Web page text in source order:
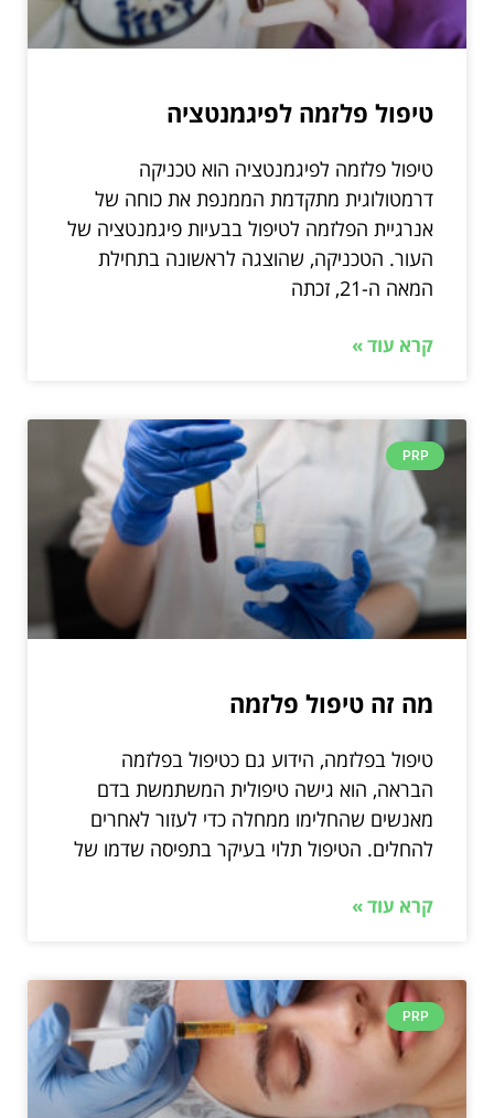
טיפול פלזמה לפיגמנטציה
טיפול פלזמה לפיגמנטציה הוא טכניקה
דרמטולוגית מתקדמת הממנפת את כוחה של
אנרגיית הפלזמה לטיפול בבעיות פיגמנטציה של
העור. הטכניקה, שהוצגה לראשונה בתחילת
המאה ה-21, זכתה
קרא עוד »
PRP
מה זה טיפול פלזמה
טיפול בפלזמה, הידוע גם כטיפול בפלזמה
הבראה, הוא גישה טיפולית המשתמשת בדם
מאנשים שהחלימו ממחלה כדי לעזור לאחרים
להחלים. הטיפול תלוי בעיקר בתפיסה שדמו של
קרא עוד »
PRP